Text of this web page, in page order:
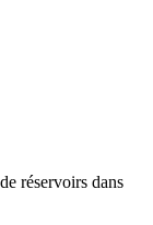
réservoirs dans